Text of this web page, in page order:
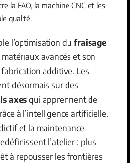
la FAO, la machine CNC et les
qualité.
l’optimisation du fraisage
avancés et son
additive. Les
désormais sur des
axesqui apprennent de
à l’intelligence artificielle.
et la maintenance
l’atelier : plus
à repousser les frontières